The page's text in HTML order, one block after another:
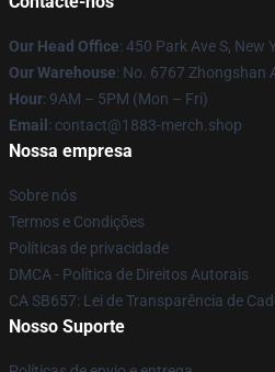
Our Head Office: 450 Park Ave S, New
Our Warehouse: No. 6767 Zhongshan
Hour: 9AM – 5PM (Mon – Fri)
Email : contact@1883-merch.shop
Nossa empresa
Sobre nós
Termos e Condições
Políticas de privacidade
DMCA - Política de Direitos Autorais
CA SB657: Lei de Transparência de
Nosso Suporte